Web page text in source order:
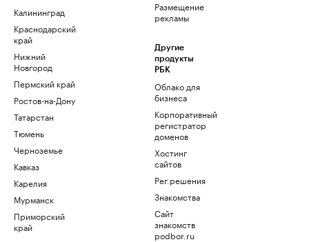
Калининград
Краснодарский
край
Нижний
Новгород
Пермский край
Ростов-на-Дону
Татарстан
Тюмень
Черноземье
Кавказ
Карелия
Мурманск
Приморский
край
Размещение
рекламы
Другие
продукты
РБК
Облако для
бизнеса
Корпоративный
регистратор
доменов
Хостинг
сайтов
Рег.решения
Знакомства
Сайт
знакомств
podbor.ru